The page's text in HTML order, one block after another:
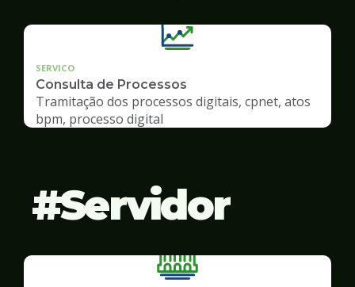
SERVICO
Consulta de Processos
Tramitação dos processos digitais, cpnet, atos
bpm, processo digital
Servidor